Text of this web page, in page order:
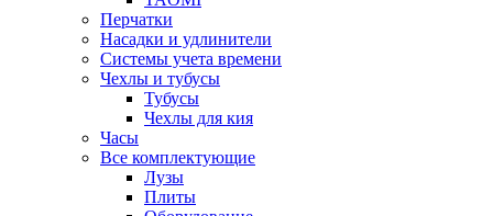
Перчатки
Насадки и удлинители
Системы учета времени
Чехлы и тубусы
Тубусы
Чехлы для кия
Часы
Все комплектующие
Лузы
Плиты